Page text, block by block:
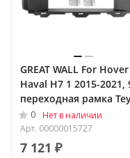
GREAT WALL For Hover
Haval H7 1 2015-2021,
переходная рамка
2502
0
Нет в наличии
Арт. 00000015727
7 121 ₽